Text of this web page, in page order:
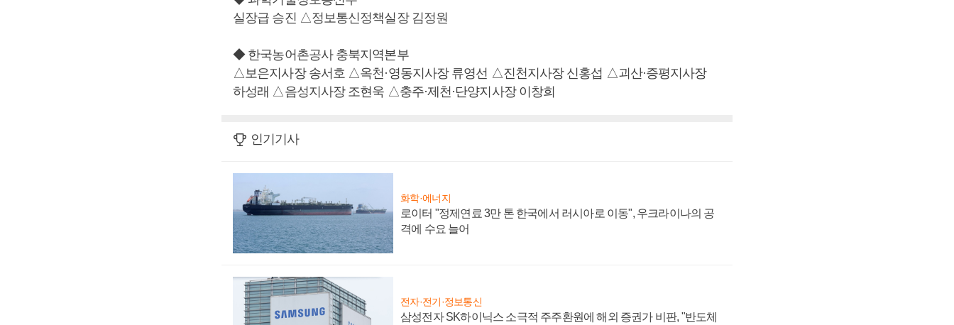
실장급 승진 △정보통신정책실장 김정원
◆ 한국농어촌공사 충북지역본부
△보은지사장 송서호 △옥천·영동지사장 류영선 △진천지사장 신홍섭 △괴산·증평지사장
하성래 △음성지사장 조현욱 △충주·제천·단양지사장 이창희
인기기사
화학·에너지
로이터 "정제연료 3만 톤 한국에서 러시아로 이동", 우크라이나의 공
격에 수요 늘어
전자·전기·정보통신
삼성전자 SK하이닉스 소극적 주주환원에 해외 증권가 비판, "반도체